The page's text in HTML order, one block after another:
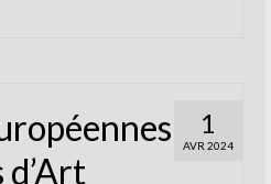
1
AVR 2024